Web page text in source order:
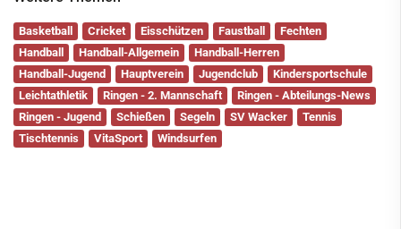
Basketball Cricket Eisschützen Faustball
Fechten
Handball
Handball-Allgemein
Handball-Herren
Handball-Jugend
Hauptverein Jugendclub
Kindersportschule
Leichtathletik
Ringen - 2. Mannschaft
Ringen - Abteilungs-News
Ringen - Jugend
Schießen Segeln SV Wacker
Tennis
Tischtennis
VitaSport Windsurfen